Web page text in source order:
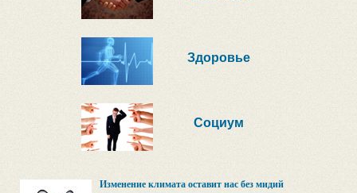
Здоровье
Социум
Изменение климата оставит нас без мидий